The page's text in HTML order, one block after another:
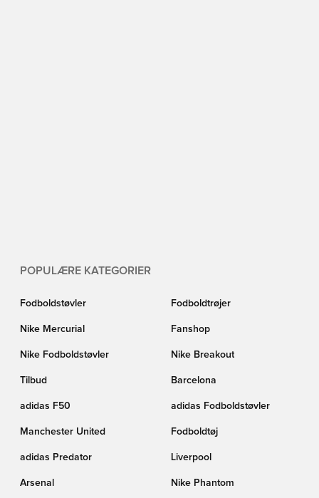
POPULÆRE KATEGORIER
Fodboldstøvler Fodboldtrøjer
Nike Mercurial Fanshop
Nike Fodboldstøvler Nike Breakout
Tilbud Barcelona
adidas F50 adidas Fodboldstøvler
Manchester United Fodboldtøj
adidas Predator Liverpool
Arsenal Nike Phantom